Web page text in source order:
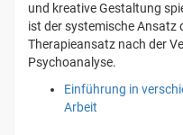
und kreative Gestaltung
ist der systemische Ansatz
Therapieansatz nach der
Psychoanalyse.
Einführung in
Arbeit